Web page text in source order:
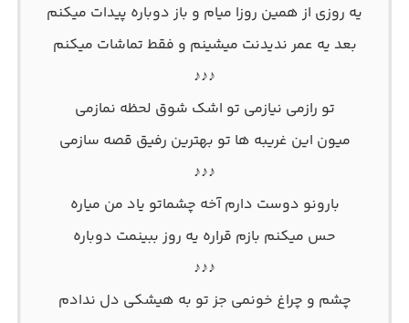
یه روزی از همین روزا میام و باز دوباره پیدات میکنم
بعد یه عمر ندیدنت میشینم و فقط تماشات میکنم
♪♪♪
تو رازمی نیازمی تو اشک شوق لحظه نمازمی
میون این غریبه ها تو بهترین رفیق قصه سازمی
♪♪♪
بارونو دوست دارم آخه چشماتو یاد من میاره
حس میکنم بازم قراره یه روز ببینمت دوباره
♪♪♪
چشم و چراغ خونمی جز تو به هیشکی دل ندادم